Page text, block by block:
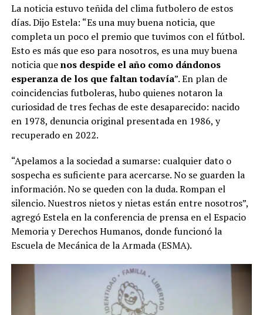
La noticia estuvo teñida del clima futbolero de estos
días. Dijo Estela: “Es una muy buena noticia, que
completa un poco el premio que tuvimos con el fútbol.
Esto es más que eso para nosotros, es una muy buena
noticia quenos despide el año como dándonos
esperanza de los que faltan todavía”. En plan de
coincidencias futboleras, hubo quienes notaron la
curiosidad de tres fechas de este desaparecido: nacido
en 1978, denuncia original presentada en 1986, y
recuperado en 2022.
“Apelamos a la sociedad a sumarse: cualquier dato o
sospecha es suficiente para acercarse. No se guarden la
información. No se queden con la duda. Rompan el
silencio. Nuestros nietos y nietas están entre nosotros”,
agregó Estela en la conferencia de prensa en el Espacio
Memoria y Derechos Humanos, donde funcionó la
Escuela de Mecánica de la Armada (ESMA).